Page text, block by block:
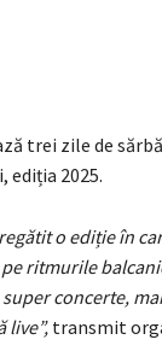
trei zile de
ediția 2025.
o ediție în
pe ritmurile
super concerte,
live”,transmit